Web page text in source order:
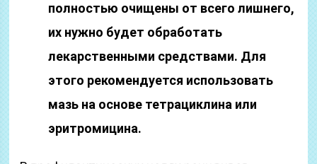
полностью очищены от всего лишнего,
их нужно будет обработать
лекарственными средствами. Для
этого рекомендуется использовать
мазь на основе тетрациклина или
эритромицина.